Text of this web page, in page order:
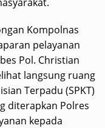
Kompolnas
pelayanan
Pol. Christian
langsung ruang
Terpadu (SPKT)
diterapkan Polres
kepada